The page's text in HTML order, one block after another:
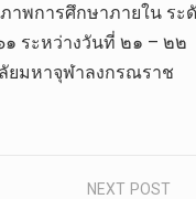
าพการศึกษาภายใน ระ
ระหว่างวันที่ ๒๑ – ๒๒
ยมหาจุฬาลงกรณราช
NEXT POST